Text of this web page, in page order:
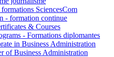
SciencesCom
- formation continue
& Courses
- Formations diplomantes
in Business Administration
of Business Administration